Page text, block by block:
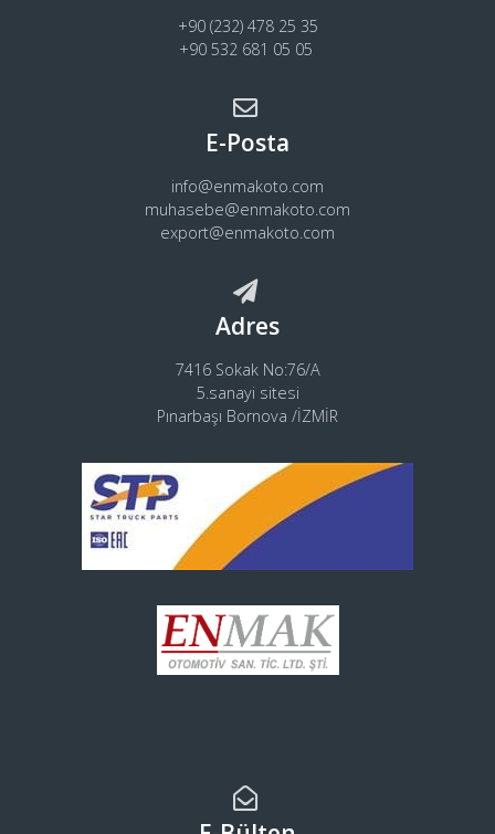
+90 (232) 478 25 35
+90 532 681 05 05
E-Posta
info@enmakoto.com
muhasebe@enmakoto.com
export@enmakoto.com
Adres
7416 Sokak No:76/A
5.sanayi sitesi
Pınarbaşı Bornova /İZMİR